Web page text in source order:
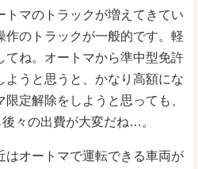
トマのトラックが増えてきてい
作のトラックが一般的です。軽
てね。オートマから準中型免許
ようと思うと、かなり高額にな
定解除をしようと思っても、
々の出費が大変だね…。
はオートマで運転できる車両が